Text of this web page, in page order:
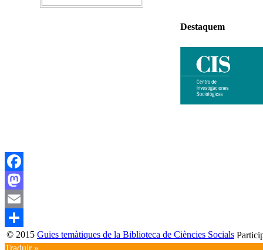
Destaquem
Facebook
Mastodon
Email
Compartir
© 2015 Guies temàtiques de la Biblioteca de Ciències Socials
Traduir »